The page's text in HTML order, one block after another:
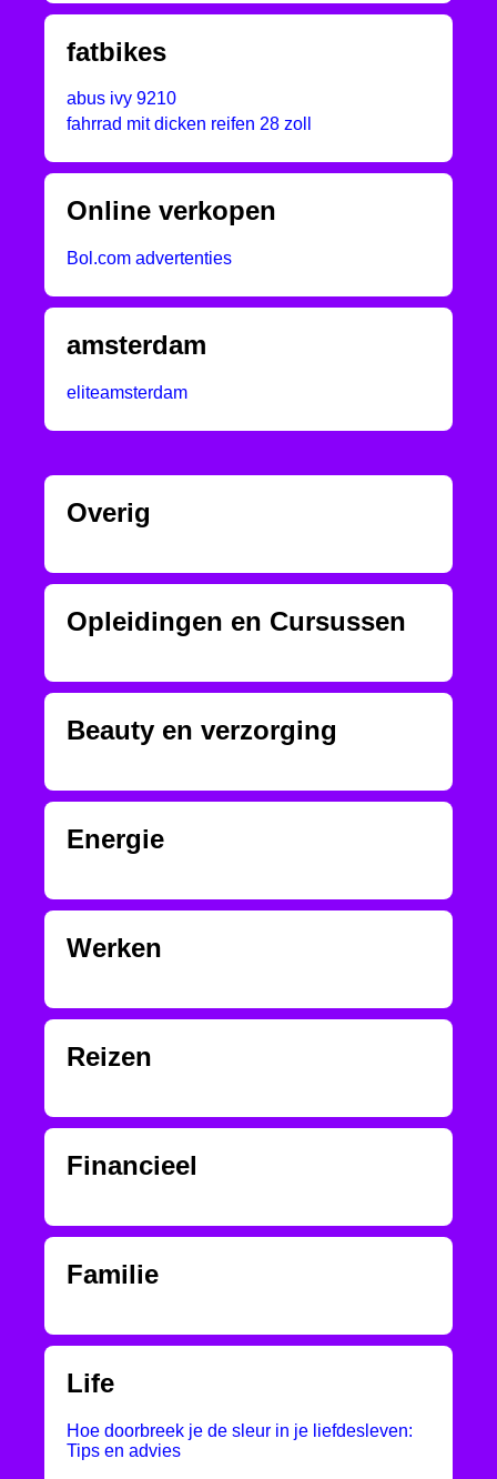
fatbikes
abus ivy 9210
fahrrad mit dicken reifen 28 zoll
Online verkopen
Bol.com advertenties
amsterdam
eliteamsterdam
Overig
Opleidingen en Cursussen
Beauty en verzorging
Energie
Werken
Reizen
Financieel
Familie
Life
Hoe doorbreek je de sleur in je liefdesleven:
Tips en advies